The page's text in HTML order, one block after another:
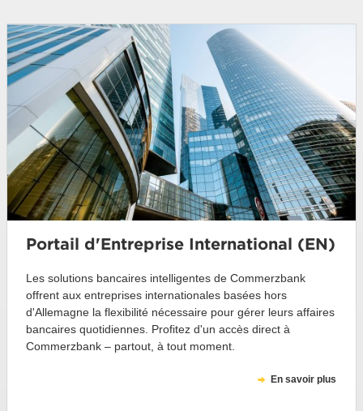
Portail d'Entreprise International (EN)
Les solutions bancaires intelligentes de Commerzbank
offrent aux entreprises internationales basées hors
d'Allemagne la flexibilité nécessaire pour gérer leurs affaires
bancaires quotidiennes. Profitez d'un accès direct à
Commerzbank – partout, à tout moment.
En savoir plus